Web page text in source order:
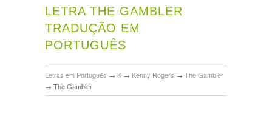
LETRA THE GAMBLER
TRADUÇÃO EM
PORTUGUÊS
Letras em Português → K → Kenny Rogers → The Gambler
→ The Gambler